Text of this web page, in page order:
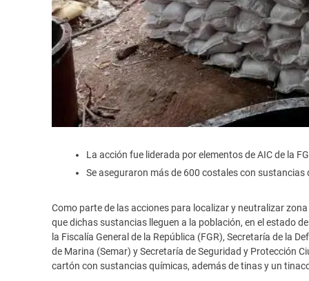
La acción fue liderada por elementos de AIC de la
Se aseguraron más de 600 costales con
Como parte de las acciones para localizar y neutralizar
que dichas sustancias lleguen a la población, en el estado
la Fiscalía General de la República (FGR), Secretaría de la
de Marina (Semar) y Secretaría de Seguridad y Protección
cartón con sustancias químicas, además de tinas y un